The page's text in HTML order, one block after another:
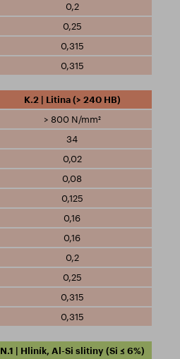
0,2
0,25
0,315
0,315
K.2 | Litina (> 240 HB)
> 800 N/mm²
34
0,02
0,08
0,125
0,16
0,16
0,2
0,25
0,315
0,315
N.1 | Hliník, Al-Si slitiny (Si ≤ 6%)